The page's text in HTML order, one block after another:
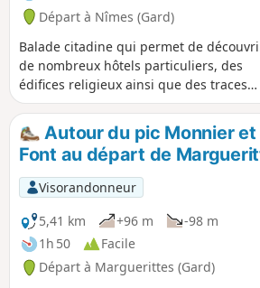
Départ à Nîmes (Gard)
Balade citadine qui permet de
de nombreux hôtels particuliers, des
édifices religieux ainsi que des traces
de l'empire romain. Un petit tour dans
les jardins de la Fontaine permettra de
faire une pause dans ce bel écrin de
verdure.
Autour du pic Monnier et
Font au départ de
Visorandonneur
5,41 km
+96 m
-98 m
1h 50
Facile
Départ à Marguerittes (Gard)